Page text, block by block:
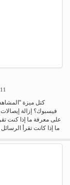
الأحيان، على سبيل
الخاص بك الملكية
آخر البلد-حذف ملفات
معرف المتصفح،...
الوكيل يخفي إيدينتيي
كتل ميزة
فيسبوك؟ إزالة
على معرفة ما إذا كنت
ما إذا كانت تقرأ